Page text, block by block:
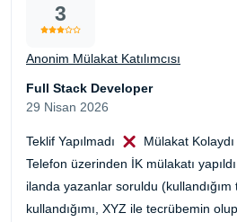
3
Anonim Mülakat Katılımcısı
Full Stack Developer
29 Nisan 2026
Teklif Yapılmadı
Mülakat Kolaydı
Telefon üzerinden İK mülakatı
ilanda yazanlar soruldu (kullandığım
kullandığımı, XYZ ile tecrübemin